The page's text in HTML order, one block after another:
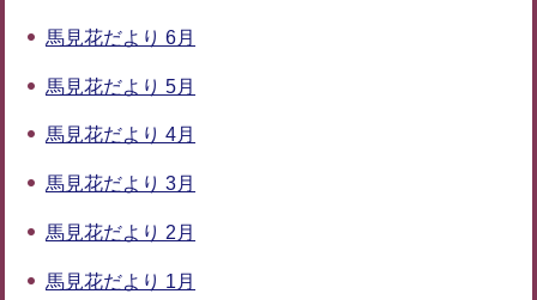
馬見花だより 6月
馬見花だより 5月
馬見花だより 4月
馬見花だより 3月
馬見花だより 2月
馬見花だより 1月